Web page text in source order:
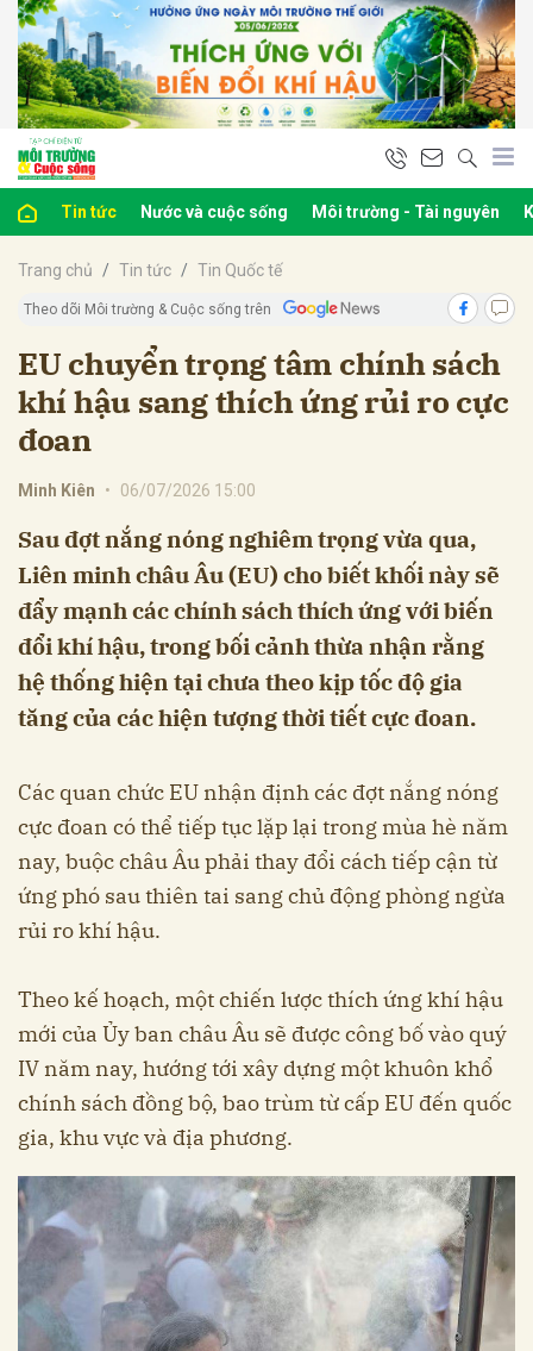
Tin tức Nước và cuộc sống Môi trường - Tài nguyên
Trang chủ Tin tức Tin Quốc tế
Theo dõi Môi trường & Cuộc sống trên
EU chuyển trọng tâm chính sách
khí hậu sang thích ứng rủi ro cực
đoan
Minh Kiên • 06/07/2026 15:00
Sau đợt nắng nóng nghiêm trọng vừa qua,
Liên minh châu Âu (EU) cho biết khối này sẽ
đẩy mạnh các chính sách thích ứng với biến
đổi khí hậu, trong bối cảnh thừa nhận rằng
hệ thống hiện tại chưa theo kịp tốc độ gia
tăng của các hiện tượng thời tiết cực đoan.
Các quan chức EU nhận định các đợt nắng nóng
cực đoan có thể tiếp tục lặp lại trong mùa hè năm
nay, buộc châu Âu phải thay đổi cách tiếp cận từ
ứng phó sau thiên tai sang chủ động phòng ngừa
rủi ro khí hậu.
Theo kế hoạch, một chiến lược thích ứng khí hậu
mới của Ủy ban châu Âu sẽ được công bố vào quý
IV năm nay, hướng tới xây dựng một khuôn khổ
chính sách đồng bộ, bao trùm từ cấp EU đến quốc
gia, khu vực và địa phương.
luận
Hủy